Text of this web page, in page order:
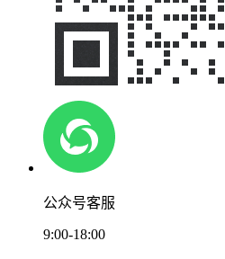
公众号客服
9:00-18:00